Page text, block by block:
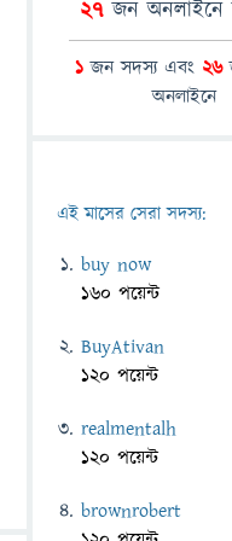
27জন অনলাইনে
1 জন সদস্য এবং 26
অনলাইনে
এই মাসের সেরা সদস্য:
buy now
160 পয়েন্ট
BuyAtivan
120 পয়েন্ট
realmentalh
120 পয়েন্ট
brownrobert